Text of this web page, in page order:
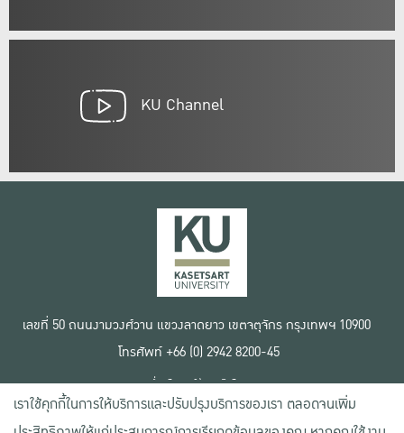
KU Channel
เลขที่ 50 ถนนงามวงศ์วาน แขวงลาดยาว เขตจตุจักร กรุงเทพฯ 10900
โทรศัพท์ +66 (0) 2942 8200-45
เงื่อนไขการใช้งานเว็บไซต์
ข้อตกลงด้านสิทธิ์ใช้งาน
นโยบายความเป็นส่วนตัว
เราใช้คุกกี้ในการให้บริการและปรับปรุงบริการของเรา ตลอดจนเพิ่ม